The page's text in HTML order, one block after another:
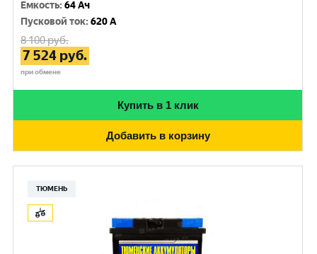
Емкость:64 Ач
Пусковой ток:620 A
8 100руб.
7 524 руб.
при обмене
Купить в 1 клик
Добавить в корзину
ТЮМЕНЬ